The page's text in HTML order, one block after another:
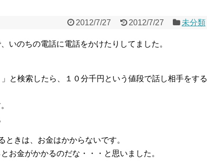
2012/7/27 2012/7/27 未分類
いのちの電話に電話をかけたりしてました。
検索したら、１０分千円という値段で話し相手をする
きは、お金はかからないです。
お金がかかるのだな・・・と思いました。